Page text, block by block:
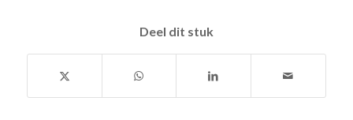
Deel dit stuk